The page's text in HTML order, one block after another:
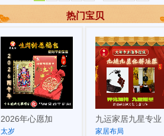
热门宝贝
2026年心愿加
太岁
九运家居九星专业
家居布局